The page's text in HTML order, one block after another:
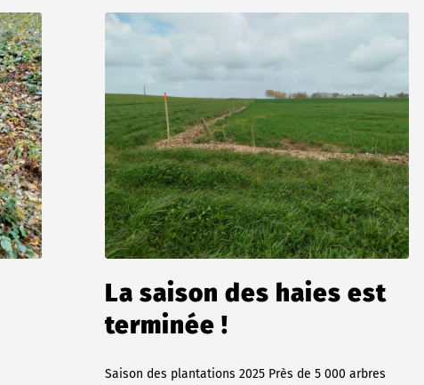
La saison des haies est
terminée !
Saison des plantations 2025 Près de 5 000 arbres